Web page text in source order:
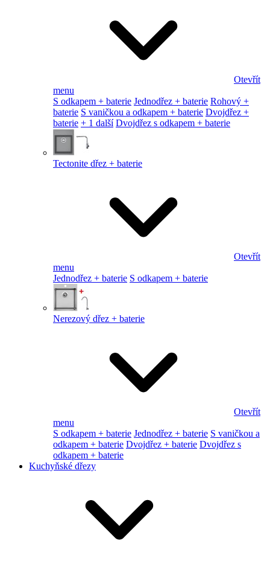
Otevřít
menu
S odkapem + baterie Jednodřez + baterie Rohový +
baterie S vaničkou a odkapem + baterie Dvojdřez +
baterie + 1 další Dvojdřez s odkapem + baterie
Tectonite dřez + baterie
Otevřít
menu
Jednodřez + baterie S odkapem + baterie
Nerezový dřez + baterie
Otevřít
menu
S odkapem + baterie Jednodřez + baterie S vaničkou a
odkapem + baterie Dvojdřez + baterie Dvojdřez s
odkapem + baterie
Kuchyňské dřezy